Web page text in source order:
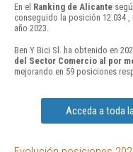
En el Ranking de Alicante
conseguido la posición 12.034 ,
año 2023.
Ben Y Bici Sl. ha obtenido en
del Sector Comercio al por
mejorando en 59 posiciones
Acceda a toda